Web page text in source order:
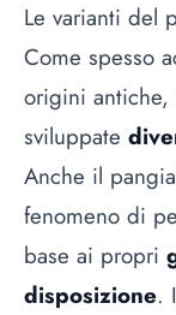
Le varianti del
Come spesso
origini antiche,
sviluppate
Anche il
fenomeno di
base ai propri
disposizione.